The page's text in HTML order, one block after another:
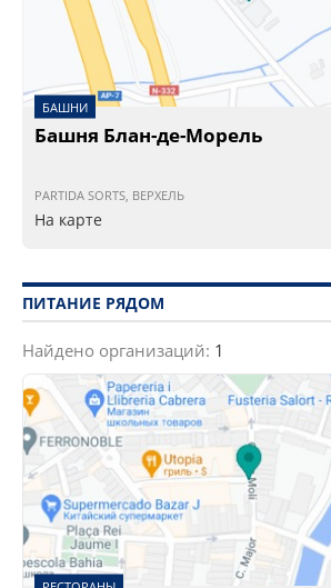
БАШНИ
Башня Блан-де-Морель
PARTIDA SORTS, ВЕРХЕЛЬ
На карте
ПИТАНИЕ РЯДОМ
Найдено организаций: 1